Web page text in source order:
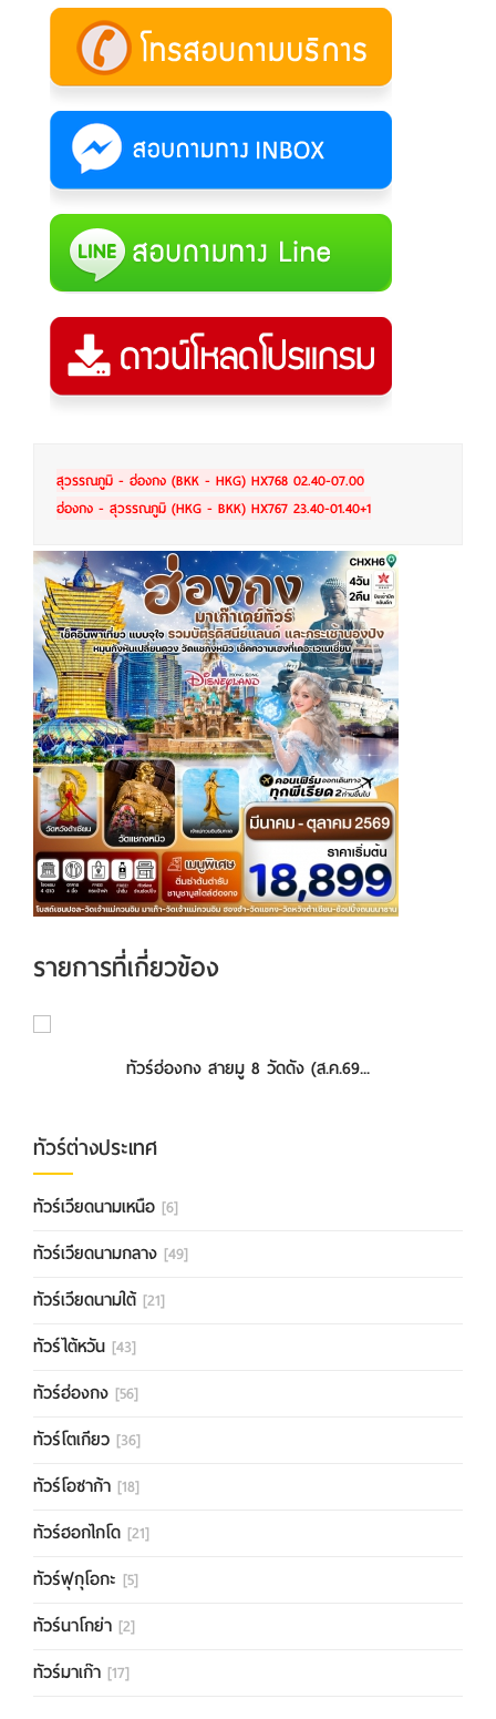
สุวรรณภูมิ - ฮ่องกง (BKK - HKG) HX768 02.40-07.00
ฮ่องกง - สุวรรณภูมิ (HKG - BKK) HX767 23.40-01.40+1
รายการที่เกี่ยวข้อง
ทัวร์ฮ่องกง สายมู 8 วัดดัง (ส.ค.69...
ทัวร์ต่างประเทศ
ทัวร์เวียดนามเหนือ [6]
ทัวร์เวียดนามกลาง [49]
ทัวร์เวียดนามใต้ [21]
ทัวร์ไต้หวัน [43]
ทัวร์ฮ่องกง [56]
ทัวร์โตเกียว [36]
ทัวร์โอซาก้า [18]
ทัวร์ฮอกไกโด [21]
ทัวร์ฟุกุโอกะ [5]
ทัวร์นาโกย่า [2]
ทัวร์มาเก๊า [17]